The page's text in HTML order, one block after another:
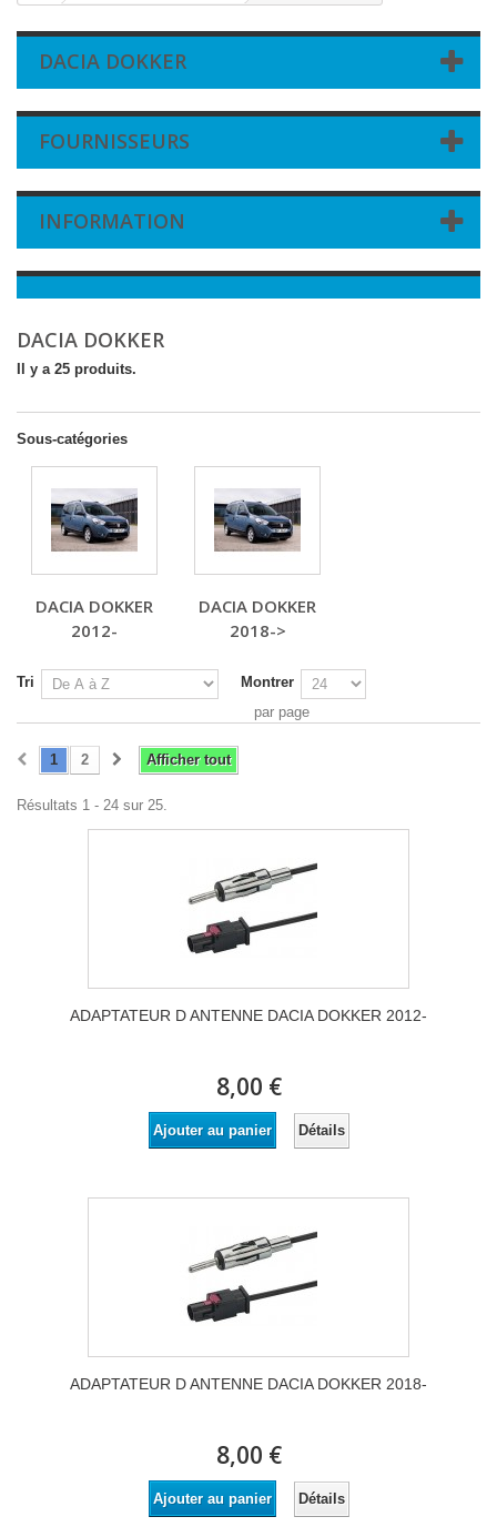
DACIA DOKKER
FOURNISSEURS
INFORMATION
DACIA DOKKER
Il y a 25 produits.
Sous-catégories
DACIA DOKKER
2012-
DACIA DOKKER
2018->
Tri
Montrer
par page
Afficher tout
1 2
Résultats 1 - 24 sur 25.
ADAPTATEUR D ANTENNE DACIA DOKKER 2012-
8,00 €
Ajouter au panier Détails
ADAPTATEUR D ANTENNE DACIA DOKKER 2018-
8,00 €
Ajouter au panier Détails